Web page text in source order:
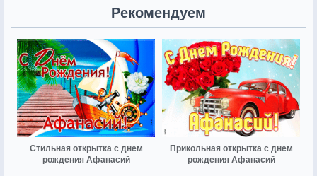
Рекомендуем
Стильная открытка с днем
рождения Афанасий
Прикольная открытка с днем
рождения Афанасий